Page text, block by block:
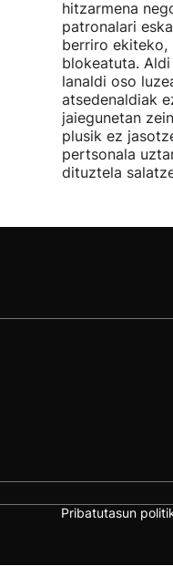
hitzarmena
patronalari
berriro
blokeatuta.
lanaldi oso
atsedenaldiak
jaiegunetan
plusik ez
pertsonala
dituztela
Pribatutasun